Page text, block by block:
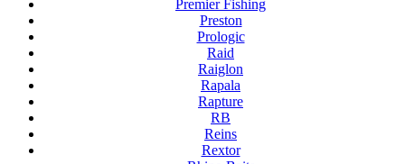
Premier Fishing
Preston
Prologic
Raid
Raiglon
Rapala
Rapture
RB
Reins
Rextor